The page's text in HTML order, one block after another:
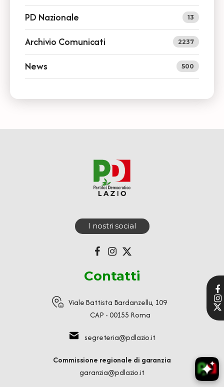
PD Nazionale 13
Archivio Comunicati 2237
News 500
I nostri social
Contatti
Viale Battista Bardanzellu, 109
CAP - 00155 Roma
segreteria@pdlazio.it
Commissione regionale di garanzia
garanzia@pdlazio.it